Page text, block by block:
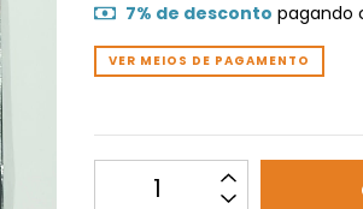
7% de desconto pagando
VER MEIOS DE PAGAMENTO